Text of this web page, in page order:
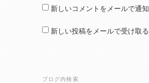
新しいコメントをメールで通知
新しい投稿をメールで受け取る
ブログ内検索